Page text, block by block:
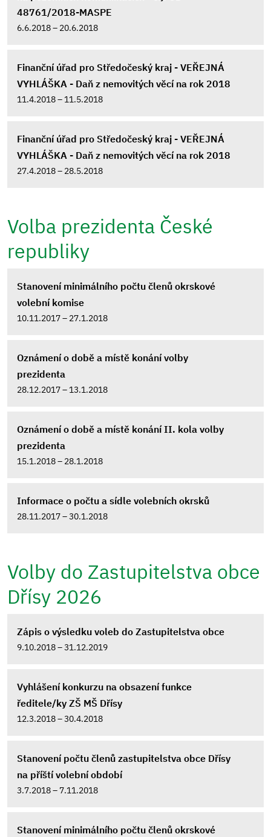
48761/2018-MASPE
6.6.2018 – 20.6.2018
Finanční úřad pro Středočeský kraj - VEŘEJNÁ
VYHLÁŠKA - Daň z nemovitých věcí na rok 2018
11.4.2018 – 11.5.2018
Finanční úřad pro Středočeský kraj - VEŘEJNÁ
VYHLÁŠKA - Daň z nemovitých věcí na rok 2018
27.4.2018 – 28.5.2018
Volba prezidenta České
republiky
Stanovení minimálního počtu členů okrskové
volební komise
10.11.2017 – 27.1.2018
Oznámení o době a místě konání volby
prezidenta
28.12.2017 – 13.1.2018
Oznámení o době a místě konání II. kola volby
prezidenta
15.1.2018 – 28.1.2018
Informace o počtu a sídle volebních okrsků
28.11.2017 – 30.1.2018
Volby do Zastupitelstva obce
Dřísy 2026
Zápis o výsledku voleb do Zastupitelstva obce
9.10.2018 – 31.12.2019
Vyhlášení konkurzu na obsazení funkce
ředitele/ky ZŠ MŠ Dřísy
12.3.2018 – 30.4.2018
Stanovení počtu členů zastupitelstva obce Dřísy
na příští volební období
3.7.2018 – 7.11.2018
Stanovení minimálního počtu členů okrskové